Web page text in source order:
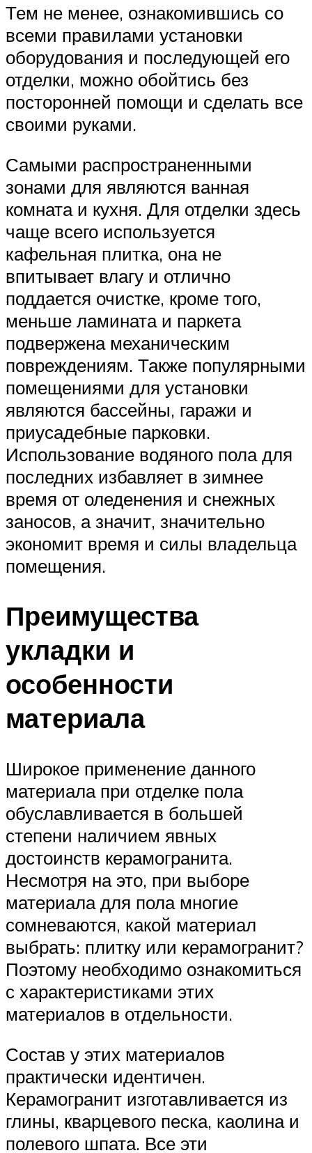
Тем не менее, ознакомившись со
всеми правилами установки
оборудования и последующей его
отделки, можно обойтись без
посторонней помощи и сделать все
своими руками.
Самыми распространенными
зонами для являются ванная
комната и кухня. Для отделки здесь
чаще всего используется
кафельная плитка, она не
впитывает влагу и отлично
поддается очистке, кроме того,
меньше ламината и паркета
подвержена механическим
повреждениям. Также популярными
помещениями для установки
являются бассейны, гаражи и
приусадебные парковки.
Использование водяного пола для
последних избавляет в зимнее
время от оледенения и снежных
заносов, а значит, значительно
экономит время и силы владельца
помещения.
Преимущества
укладки и
особенности
материала
Широкое применение данного
материала при отделке пола
обуславливается в большей
степени наличием явных
достоинств керамогранита.
Несмотря на это, при выборе
материала для пола многие
сомневаются, какой материал
выбрать: плитку или керамогранит?
Поэтому необходимо ознакомиться
с характеристиками этих
материалов в отдельности.
Состав у этих материалов
практически идентичен.
Керамогранит изготавливается из
глины, кварцевого песка, каолина и
полевого шпата. Все эти